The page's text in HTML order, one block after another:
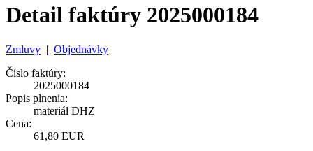
Detail faktúry 2025000184
Zmluvy | Objednávky
Číslo faktúry:
2025000184
Popis plnenia:
materiál DHZ
Cena:
61,80 EUR